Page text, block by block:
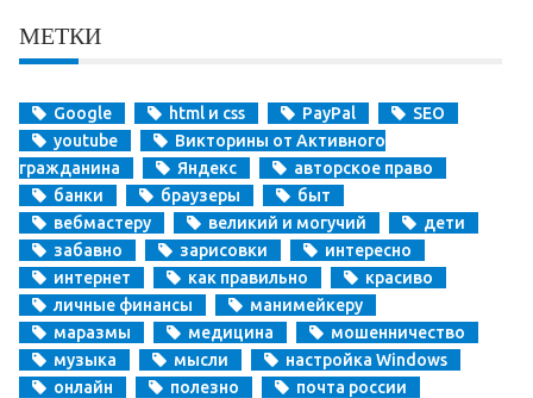
МЕТКИ
Google html и css PayPal
SEO
youtube
Викторины от Активного
гражданина
Яндекс
авторское право
банки
браузеры
быт
вебмастеру
великий и могучий
дети
забавно
зарисовки
интересно
интернет
как правильно
красиво
личные финансы
манимейкеру
маразмы
медицина
мошенничество
музыка
мысли
настройка Windows
онлайн
полезно
почта россии